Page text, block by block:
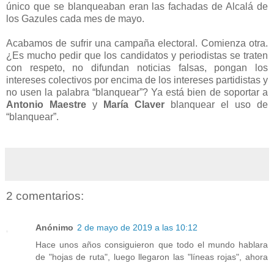
único que se blanqueaban eran las fachadas de Alcalá de
los Gazules cada mes de mayo.
Acabamos de sufrir una campaña electoral. Comienza otra.
¿Es mucho pedir que los candidatos y periodistas se traten
con respeto, no difundan noticias falsas, pongan los
intereses colectivos por encima de los intereses partidistas y
no usen la palabra “blanquear”? Ya está bien de soportar a
Antonio Maestre y María Claver blanquear el uso de
“blanquear”.
2 comentarios:
Anónimo 2 de mayo de 2019 a las 10:12
Hace unos años consiguieron que todo el mundo hablara
de "hojas de ruta", luego llegaron las "líneas rojas", ahora